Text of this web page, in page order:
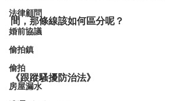
法律顧問
婚前協議
偷拍鎮
偷拍
房屋漏水
間，那條線該如何區分呢？
《跟蹤騷擾防治法》